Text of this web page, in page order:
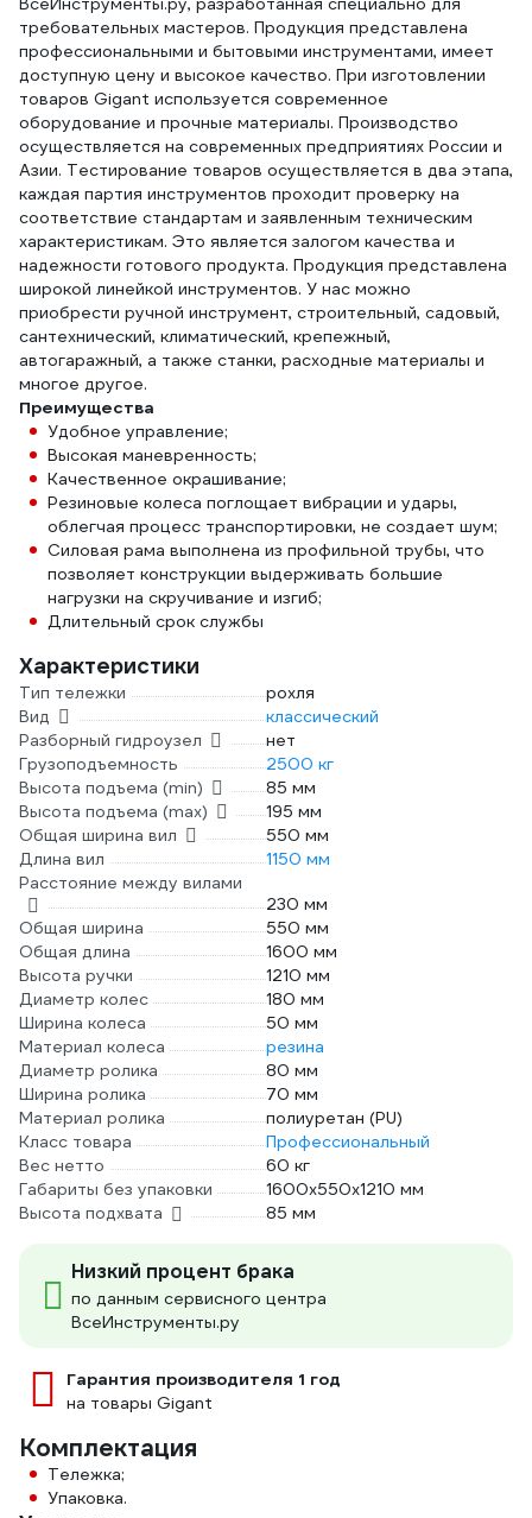
требовательных мастеров. Продукция представлена
профессиональными и бытовыми инструментами, имеет
доступную цену и высокое качество. При изготовлении
товаров Gigant используется современное
оборудование и прочные материалы. Производство
осуществляется на современных предприятиях России и
Азии. Тестирование товаров осуществляется в два этапа,
каждая партия инструментов проходит проверку на
соответствие стандартам и заявленным техническим
характеристикам. Это является залогом качества и
надежности готового продукта. Продукция представлена
широкой линейкой инструментов. У нас можно
приобрести ручной инструмент, строительный, садовый,
сантехнический, климатический, крепежный,
автогаражный, а также станки, расходные материалы и
многое другое.
Преимущества
Удобное управление;
Высокая маневренность;
Качественное окрашивание;
Резиновые колеса поглощает вибрации и удары,
облегчая процесс транспортировки, не создает шум;
Силовая рама выполнена из профильной трубы, что
позволяет конструкции выдерживать большие
нагрузки на скручивание и изгиб;
Длительный срок службы
Характеристики
Тип тележки
рохля
Вид
классический
Разборный гидроузел
нет
Грузоподъемность
2500 кг
Высота подъема (min)
85 мм
Высота подъема (max)
195 мм
Общая ширина вил
550 мм
Длина вил
1150 мм
Расстояние между вилами
230 мм
Общая ширина
550 мм
Общая длина
1600 мм
Высота ручки
1210 мм
Диаметр колес
180 мм
Ширина колеса
50 мм
Материал колеса
резина
Диаметр ролика
80 мм
Ширина ролика
70 мм
Материал ролика
полиуретан (PU)
Класс товара
Профессиональный
Вес нетто
60 кг
Габариты без упаковки
1600x550x1210 мм
Высота подхвата
85 мм
Низкий процент брака
по данным сервисного центра
ВсеИнструменты.ру
Гарантия производителя 1 год
на товары Gigant
Комплектация
Тележка;
Упаковка.